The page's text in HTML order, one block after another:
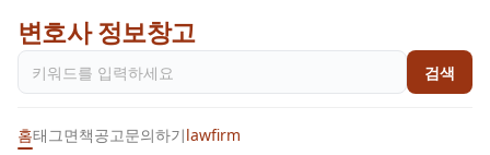
변호사 정보창고
검색
홈태그면책공고문의하기lawfirm